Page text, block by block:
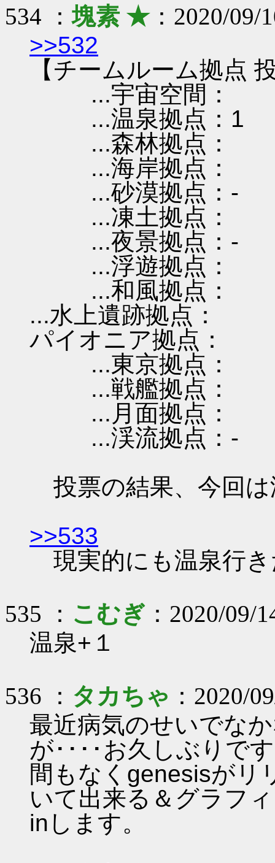
534 ：塊素 ★：2020/09/
>>532
【チームルーム拠点
...宇宙空間：
...温泉拠点：1
...森林拠点：
...海岸拠点：
...砂漠拠点：-
...凍土拠点：
...夜景拠点：-
...浮遊拠点：
...和風拠点：
...水上遺跡拠点：
パイオニア拠点：
...東京拠点：
...戦艦拠点：
...月面拠点：
...渓流拠点：-
投票の結果、今回
>>533
現実的にも温泉行
535 ： こむぎ ：2020/09/
温泉+１
536 ： タカちゃ ：2020/
最近病気のせいでな
が････お久しぶりで
間もなくgenesisがリ
いて出来る＆グラフ
inします。